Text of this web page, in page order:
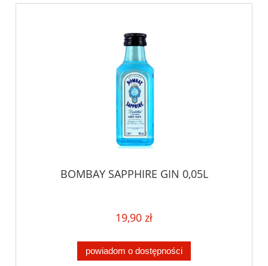
BOMBAY SAPPHIRE GIN 0,05L
19,90 zł
powiadom o dostępności